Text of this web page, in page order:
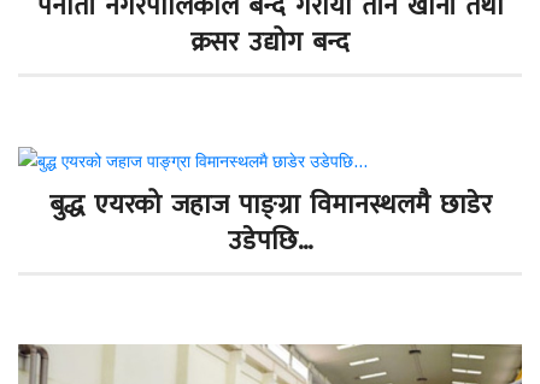
क्रसर उद्योग बन्द
बुद्ध एयरको जहाज पाङ्ग्रा विमानस्थलमै छाडेर
उडेपछि…